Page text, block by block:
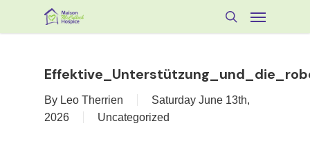
Menu
By Leo Therrien
Saturday June 13th,
2026
Uncategorized